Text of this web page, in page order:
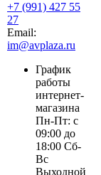
+7 (991) 427 55
27
Email:
im@avplaza.ru
График
работы
интернет-
магазина
Пн-Пт: с
09:00 до
18:00 Сб-
Вс
Выходной